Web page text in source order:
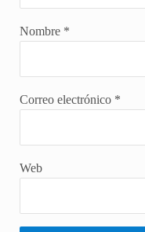
Nombre *
Correo electrónico *
Web